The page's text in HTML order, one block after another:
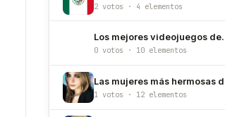
2 votos · 4 elementos
Los mejores videojuegos desarrollados por Satoru Iwata
0 votos · 10 elementos
Las mujeres más hermosas de Puerto Rico
1 votos · 12 elementos